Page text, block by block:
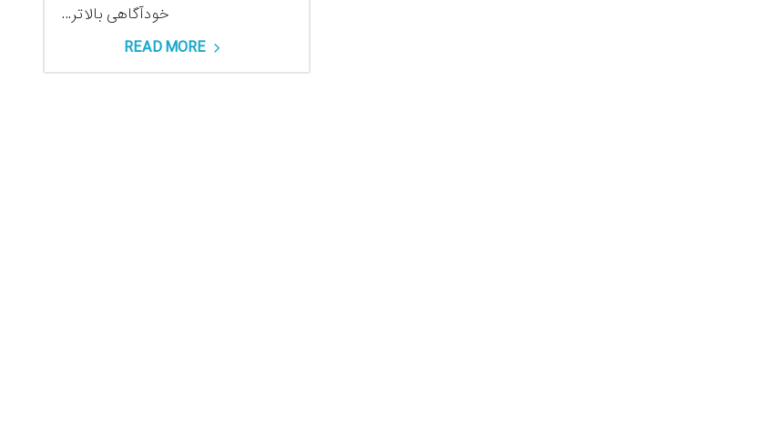
خودآگاهی بالاتر...
READ MORE